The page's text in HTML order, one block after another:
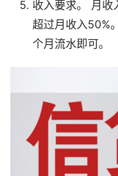
收入要求。 月收
超过月收入50%
个月流水即可。